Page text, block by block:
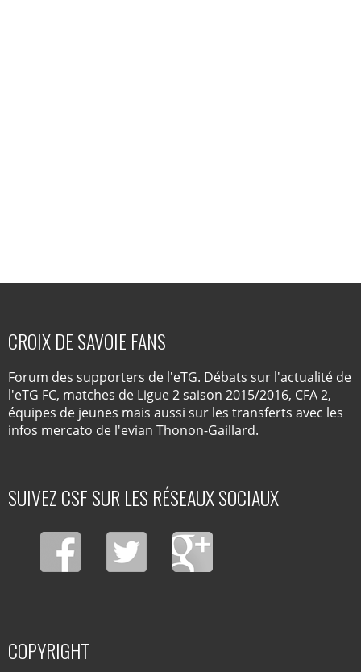
CROIX DE SAVOIE FANS
Forum des supporters de l'eTG. Débats sur l'actualité de
l'eTG FC, matches de Ligue 2 saison 2015/2016, CFA 2,
équipes de jeunes mais aussi sur les transferts avec les
infos mercato de l'evian Thonon-Gaillard.
SUIVEZ CSF SUR LES RÉSEAUX SOCIAUX
COPYRIGHT